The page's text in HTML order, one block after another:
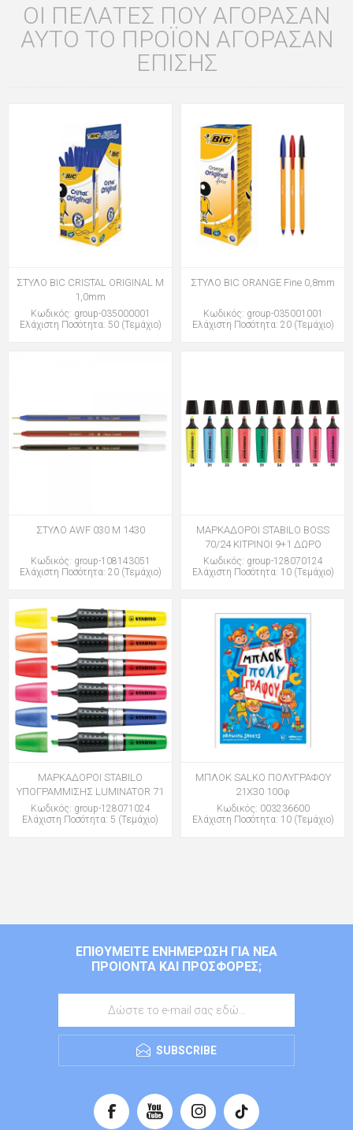
ΟΙ ΠΕΛΆΤΕΣ ΠΟΥ ΑΓΌΡΑΣΑΝ
ΑΥΤΌ ΤΟ ΠΡΟΪΌΝ ΑΓΌΡΑΣΑΝ
ΕΠΊΣΗΣ
ΣΤΥΛΟ BIC CRISTAL ORIGINAL M
1,0mm
Κωδικός: group-035000001
Ελάχιστη Ποσότητα: 50 (Τεμάχιο)
ΣΤΥΛΟ BIC ORANGE Fine 0,8mm
Κωδικός: group-035001001
Ελάχιστη Ποσότητα: 20 (Τεμάχιο)
ΣΤΥΛΟ AWF 030 M 1430
Κωδικός: group-108143051
Ελάχιστη Ποσότητα: 20 (Τεμάχιο)
ΜΑΡΚΑΔΟΡΟΙ STABILO BOSS
70/24 ΚΙΤΡΙΝΟΙ 9+1 ΔΩΡΟ
Κωδικός: group-128070124
Ελάχιστη Ποσότητα: 10 (Τεμάχιο)
ΜΑΡΚΑΔΟΡΟΙ STABILO
ΥΠΟΓΡΑΜΜΙΣΗΣ LUMINATOR 71
Κωδικός: group-128071024
Ελάχιστη Ποσότητα: 5 (Τεμάχιο)
ΜΠΛΟΚ SALKO ΠΟΛΥΓΡΑΦΟΥ
21Χ30 100φ
Κωδικός: 003236600
Ελάχιστη Ποσότητα: 10 (Τεμάχιο)
ΕΠΙΘΥΜΕΊΤΕ ΕΝΗΜΈΡΩΣΗ ΓΙΑ ΝΈΑ
ΠΡΟΙΌΝΤΑ ΚΑΙ ΠΡΟΣΦΟΡΈΣ;
SUBSCRIBE